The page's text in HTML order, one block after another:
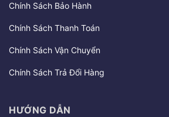
Chính Sách Bảo Hành
Chính Sách Thanh Toán
Chính Sách Vận Chuyển
Chính Sách Trả Đổi Hàng
HƯỚNG DẪN